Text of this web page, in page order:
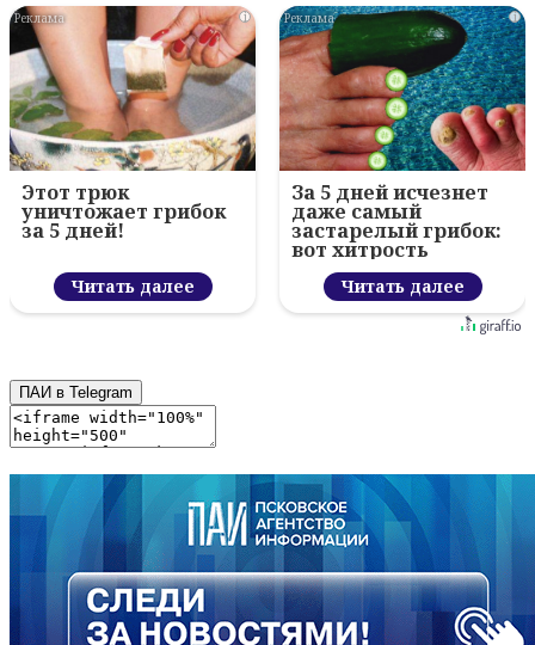
i
Этот трюк
уничтожает грибок
за 5 дней!
Читать далее
i
За 5 дней исчезнет
даже самый
застарелый грибок:
вот хитрость
Читать далее
ПАИ в Telegram